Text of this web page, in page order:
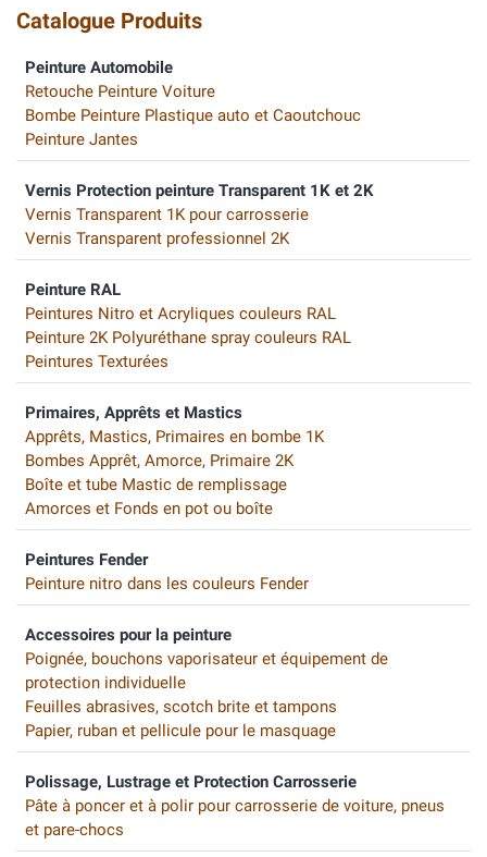
Catalogue Produits
Peinture Automobile
Retouche Peinture Voiture
Bombe Peinture Plastique auto et Caoutchouc
Peinture Jantes
Vernis Protection peinture Transparent 1K et 2K
Vernis Transparent 1K pour carrosserie
Vernis Transparent professionnel 2K
Peinture RAL
Peintures Nitro et Acryliques couleurs RAL
Peinture 2K Polyuréthane spray couleurs RAL
Peintures Texturées
Primaires, Apprêts et Mastics
Apprêts, Mastics, Primaires en bombe 1K
Bombes Apprêt, Amorce, Primaire 2K
Boîte et tube Mastic de remplissage
Amorces et Fonds en pot ou boîte
Peintures Fender
Peinture nitro dans les couleurs Fender
Accessoires pour la peinture
Poignée, bouchons vaporisateur et équipement de
protection individuelle
Feuilles abrasives, scotch brite et tampons
Papier, ruban et pellicule pour le masquage
Polissage, Lustrage et Protection Carrosserie
Pâte à poncer et à polir pour carrosserie de voiture, pneus
et pare-chocs